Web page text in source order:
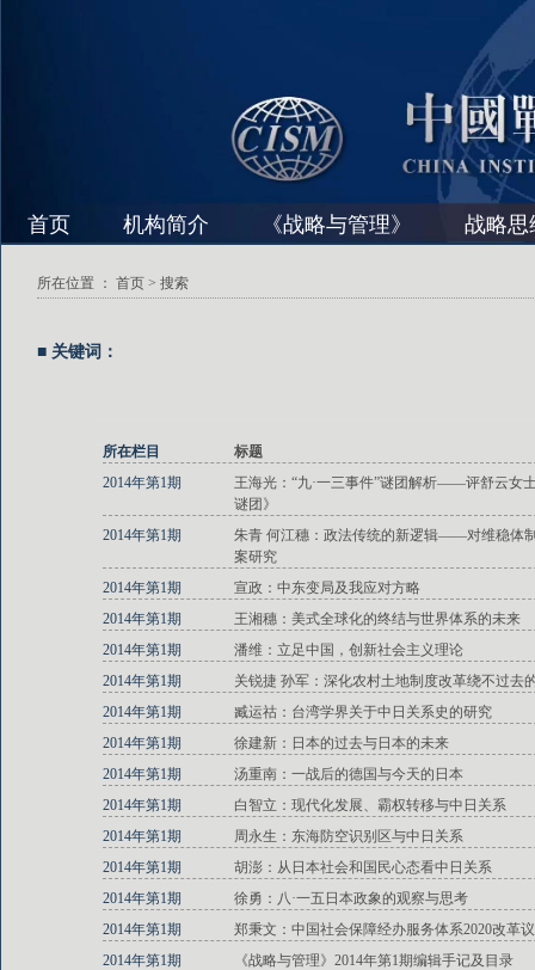
首页 机构简介 《战略与管理》 战略思
所在位置 ： 首页 > 搜索
■ 关键词：
所在栏目
标题
2014年第1期
王海光：“九·一三事件”谜团解析——评舒云女
谜团》
2014年第1期
朱青 何江穗：政法传统的新逻辑——对维稳体
案研究
2014年第1期
宣政：中东变局及我应对方略
2014年第1期
王湘穗：美式全球化的终结与世界体系的未来
2014年第1期
潘维：立足中国，创新社会主义理论
2014年第1期
关锐捷 孙军：深化农村土地制度改革绕不过去
2014年第1期
臧运祜：台湾学界关于中日关系史的研究
2014年第1期
徐建新：日本的过去与日本的未来
2014年第1期
汤重南：一战后的德国与今天的日本
2014年第1期
白智立：现代化发展、霸权转移与中日关系
2014年第1期
周永生：东海防空识别区与中日关系
2014年第1期
胡澎：从日本社会和国民心态看中日关系
2014年第1期
徐勇：八·一五日本政象的观察与思考
2014年第1期
郑秉文：中国社会保障经办服务体系2020改革
2014年第1期
《战略与管理》2014年第1期编辑手记及目录